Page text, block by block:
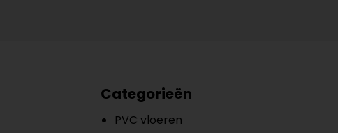
Categorieën
PVC vloeren